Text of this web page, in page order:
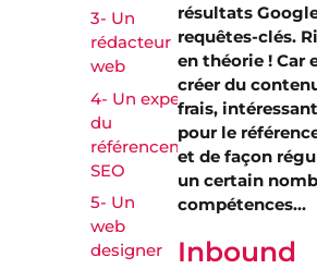
3- Un
rédacteur
web
4- Un expert
du
référencement
SEO
5- Un
web
designer
résultats
requêtes-clés.
en théorie ! Car
créer du
frais,
pour le
et de façon
un certain
compétences…
Inbound